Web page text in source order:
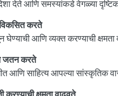
देते आणि समस्यांकडे वेगळ्या
विकसित करते
आणि व्यक्त करण्याची क्षमता
जतन करते
आणि साहित्य आपल्या सांस्कृतिक